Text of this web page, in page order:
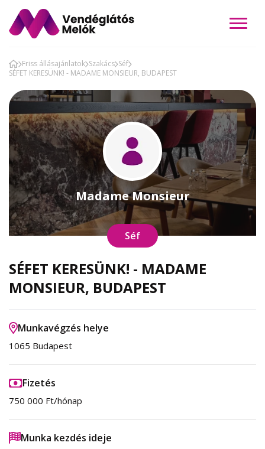
Friss állásajánlatok Szakács Séf
SÉFET KERESÜNK! - MADAME MONSIEUR, BUDAPEST
Madame Monsieur
Séf
SÉFET KERESÜNK! - MADAME
MONSIEUR, BUDAPEST
Munkavégzés helye
1065 Budapest
Fizetés
750 000 Ft/hónap
Munka kezdés ideje